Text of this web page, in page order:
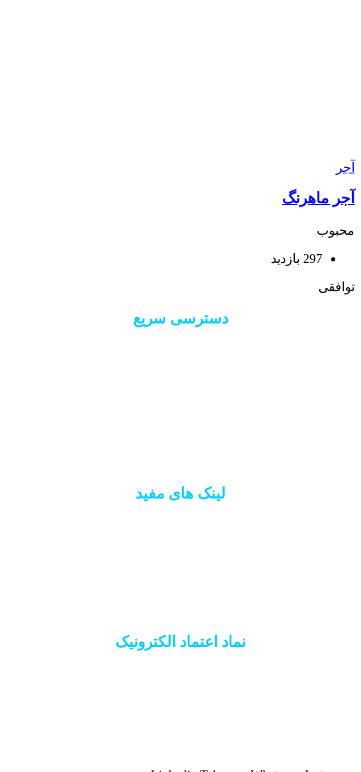
آجر
آجر ماهرنگ
محبوب
297 بازدید
توافقی
دسترسی سریع
لینک های مفید
نماد اعتماد الکترونیک